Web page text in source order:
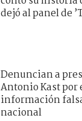
dejó al panel de
Denuncian a
Antonio Kast por
información
nacional